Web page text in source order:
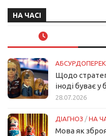
НА ЧАСІ
Щодо
іноді буває у
28.07.2026
ДІАГНОЗ / НА
Мова як